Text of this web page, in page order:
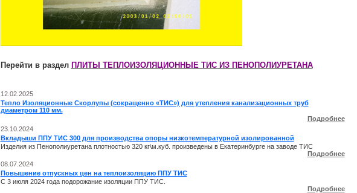
Перейти в раздел ПЛИТЫ ТЕПЛОИЗОЛЯЦИОННЫЕ ТИС ИЗ ПЕНОПОЛИУРЕТАНА
12.02.2025
Тепло Изоляционные Скорлупы (сокращенно «ТИС») для утепления канализационных труб
диаметром 110 мм.
Подробнее
23.10.2024
Вкладыши ППУ ТИС 300 для производства опоры низкотемпературной изолированной
Изделия из Пенополиуретана плотностью 320 кг\м.куб. произведены в Екатеринбурге на заводе ТИС
Подробнее
08.07.2024
Повышение отпускных цен на теплоизоляцию ППУ ТИС
C 3 июля 2024 года подорожание изоляции ППУ ТИС.
Подробнее